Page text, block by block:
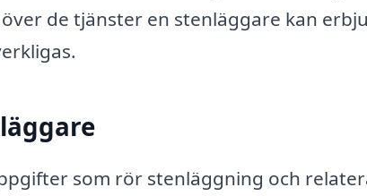
de tjänster en stenläggare kan
som rör stenläggning och